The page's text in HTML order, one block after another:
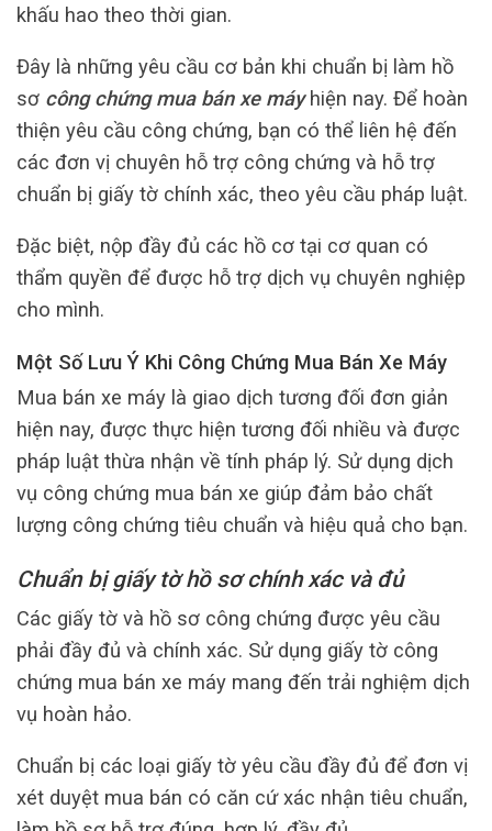
khấu hao theo thời gian.
Đây là những yêu cầu cơ bản khi chuẩn bị làm hồ
sơ công chứng mua bán xe máyhiện nay. Để hoàn
thiện yêu cầu công chứng, bạn có thể liên hệ đến
các đơn vị chuyên hỗ trợ công chứng và hỗ trợ
chuẩn bị giấy tờ chính xác, theo yêu cầu pháp luật.
Đặc biệt, nộp đầy đủ các hồ cơ tại cơ quan có
thẩm quyền để được hỗ trợ dịch vụ chuyên nghiệp
cho mình.
Một Số Lưu Ý Khi Công Chứng Mua Bán Xe Máy
Mua bán xe máy là giao dịch tương đối đơn giản
hiện nay, được thực hiện tương đối nhiều và được
pháp luật thừa nhận về tính pháp lý. Sử dụng dịch
vụ công chứng mua bán xe giúp đảm bảo chất
lượng công chứng tiêu chuẩn và hiệu quả cho bạn.
Chuẩn bị giấy tờ hồ sơ chính xác và đủ
Các giấy tờ và hồ sơ công chứng được yêu cầu
phải đầy đủ và chính xác. Sử dụng giấy tờ công
chứng mua bán xe máy mang đến trải nghiệm dịch
vụ hoàn hảo.
Chuẩn bị các loại giấy tờ yêu cầu đầy đủ để đơn vị
xét duyệt mua bán có căn cứ xác nhận tiêu chuẩn,